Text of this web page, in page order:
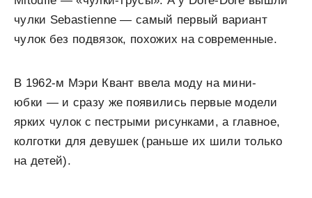
чулки Sеbastienne — самый первый вариант
чулок без подвязок, похожих на современные.
В 1962-м Мэри Квант ввела моду на мини-
юбки — и сразу же появились первые модели
ярких чулок с пестрыми рисунками, а главное,
колготки для девушек (раньше их шили только
на детей).